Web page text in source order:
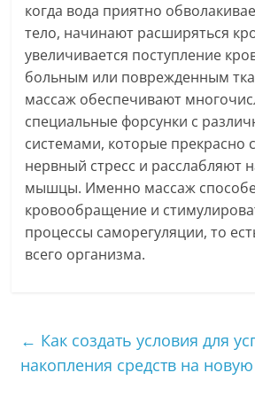
когда вода приятно
тело, начинают расширяться
увеличивается поступление
больным или поврежденным
массаж обеспечивают
специальные форсунки с
системами, которые прекрасно
нервный стресс и расслабляют
мышцы. Именно массаж
кровообращение и
процессы саморегуляции, то
всего организма.
← Как создать условия для
накопления средств на